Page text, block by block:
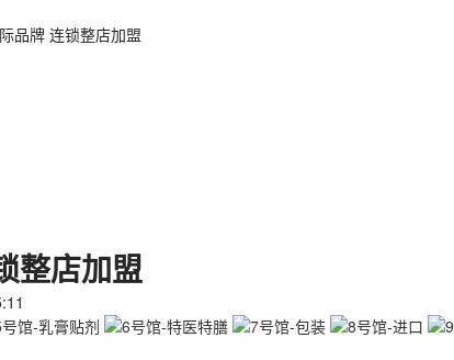
品牌 连锁整店加盟
整店加盟